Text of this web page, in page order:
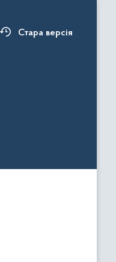
Стара версія